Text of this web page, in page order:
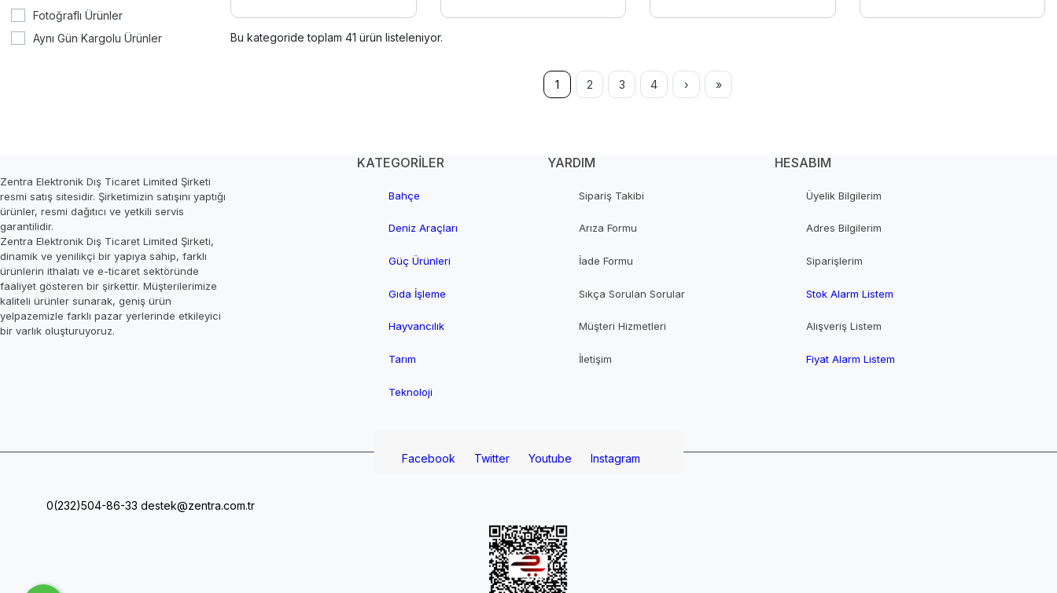
Fotoğraflı Ürünler
Aynı Gün Kargolu Ürünler
Bu kategoride toplam 41 ürün listeleniyor.
1 2 3 4 › »
Zentra Elektronik Dış Ticaret Limited Şirketi
resmi satış sitesidir. Şirketimizin satışını yaptığı
ürünler, resmi dağıtıcı ve yetkili servis
garantilidir.
Zentra Elektronik Dış Ticaret Limited Şirketi,
dinamik ve yenilikçi bir yapıya sahip, farklı
ürünlerin ithalatı ve e-ticaret sektöründe
faaliyet gösteren bir şirkettir. Müşterilerimize
kaliteli ürünler sunarak, geniş ürün
yelpazemizle farklı pazar yerlerinde etkileyici
bir varlık oluşturuyoruz.
KATEGORİLER
Bahçe
Deniz Araçları
Güç Ürünleri
Gıda İşleme
Hayvancılık
Tarım
Teknoloji
YARDIM
Sipariş Takibi
Arıza Formu
İade Formu
Sıkça Sorulan Sorular
Müşteri Hizmetleri
İletişim
HESABIM
Üyelik Bilgilerim
Adres Bilgilerim
Siparişlerim
Stok Alarm Listem
Alışveriş Listem
Fiyat Alarm Listem
Facebook Twitter Youtube Instagram
0(232)504-86-33 destek@zentra.com.tr